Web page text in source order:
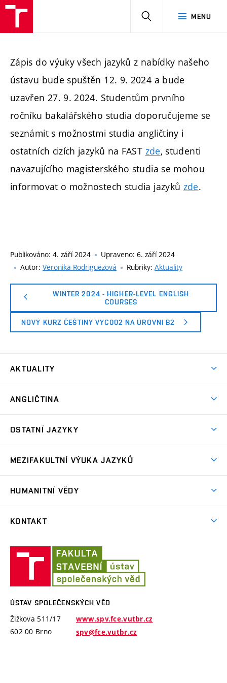
MENU
Zápis do výuky všech jazyků z nabídky našeho
ústavu bude spuštěn 12. 9. 2024 a bude
uzavřen 27. 9. 2024. Studentům prvního
ročníku bakalářského studia doporučujeme se
seznámit s možnostmi studia angličtiny i
ostatních cizích jazyků na FAST zde, studenti
navazujícího magisterského studia se mohou
informovat o možnostech studia jazyků zde.
Publikováno: 4. září 2024 Upraveno: 6. září 2024
Autor: Veronika Rodriguezová Rubriky: Aktuality
WINTER 2024 - HIGHER-LEVEL ENGLISH
COURSES
NOVÝ KURZ ČEŠTINY VYC002 NA ÚROVNI B2
AKTUALITY
ANGLIČTINA
Kombinované studium
Uznávání zkoušek
Kurzy pro mírně pokročilé
Kurzy pro středně pokročilé
Kurzy pro výše středně pokročilé
Kurzy pro pokročilé
OSTATNÍ JAZYKY
Italština
Ruština
MEZIFAKULTNÍ VÝUKA JAZYKŮ
Studenti FP
HUMANITNÍ VĚDY
Doktorské studium
KONTAKT
Platby
Zaměstnanci
ÚSTAV SPOLEČENSKÝCH VĚD
Žižkova 511/17
602 00 Brno
www.spv.fce.vutbr.cz
spv@fce.vutbr.cz